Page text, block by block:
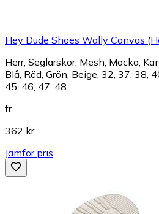
Hey Dude Shoes Wally Canvas
Herr, Seglarskor, Mesh, Mocka,
Blå, Röd, Grön, Beige, 32, 37, 38,
45, 46, 47, 48
fr.
362 kr
Jämför pris